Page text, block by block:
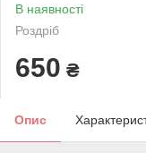
В наявності
Роздріб
650 ₴
Опис